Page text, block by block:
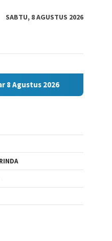
SABTU, 8 AGUSTUS 2026
Bawaslu Bontang